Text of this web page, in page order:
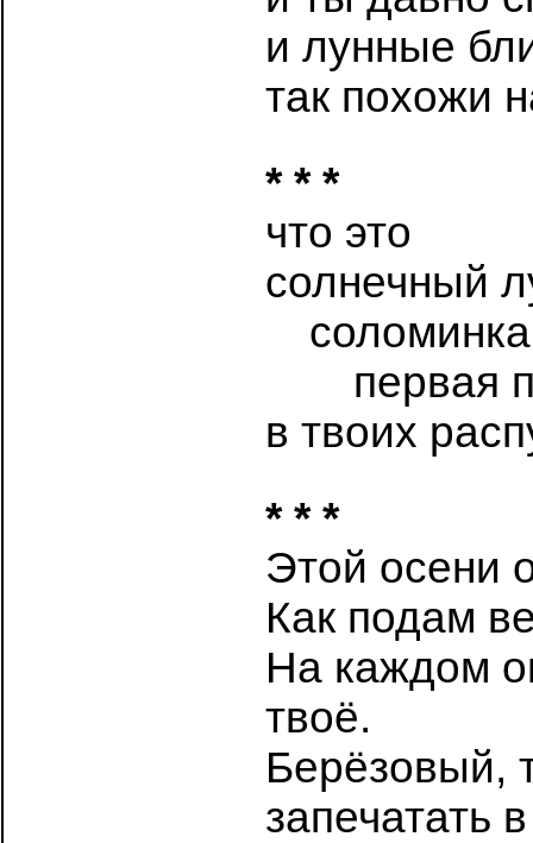
и лунные
так похожи
* * *
что это
солнечный
соломинка
первая
в твоих
* * *
Этой осени
Как подам
На каждом
твоё.
Берёзовый,
запечатать